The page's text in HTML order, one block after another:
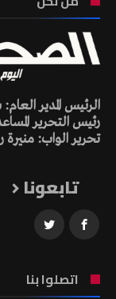
الرئيس المدير
رئيس التحرير
تحرير الواب: منيرة
تابعونا
اتصلوا بنا